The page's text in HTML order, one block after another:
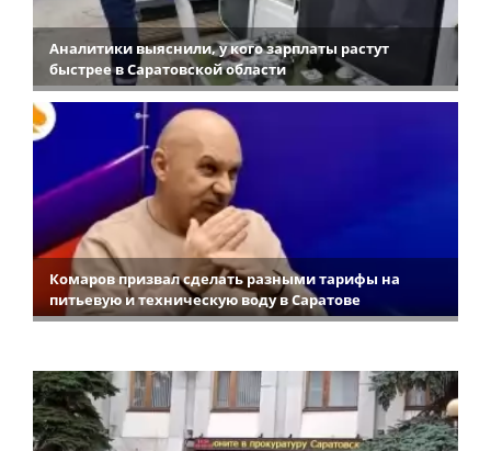
Аналитики выяснили, у кого зарплаты растут
быстрее в Саратовской области
Комаров призвал сделать разными тарифы на
питьевую и техническую воду в Саратове